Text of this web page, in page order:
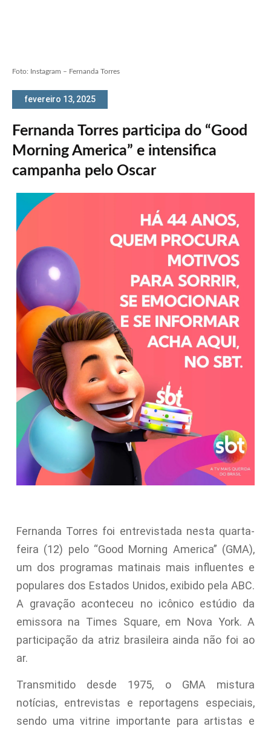
Foto: Instagram – Fernanda Torres
fevereiro 13, 2025
Fernanda Torres participa do “Good
Morning America” e intensifica
campanha pelo Oscar
Fernanda Torres foi entrevistada nesta quarta-
feira (12) pelo “Good Morning America” (GMA),
um dos programas matinais mais influentes e
populares dos Estados Unidos, exibido pela ABC.
A gravação aconteceu no icônico estúdio da
emissora na Times Square, em Nova York. A
participação da atriz brasileira ainda não foi ao
ar.
Transmitido desde 1975, o GMA mistura
notícias, entrevistas e reportagens especiais,
sendo uma vitrine importante para artistas e